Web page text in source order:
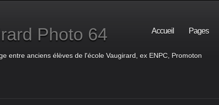
Photo 64
entre anciens élèves de l'école Vaugirard, ex ENPC, Promoton
Accueil Pages